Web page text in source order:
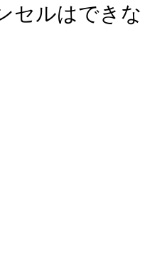
セルはできな